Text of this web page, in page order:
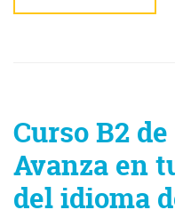
Curso B2
Avanza en
del idioma